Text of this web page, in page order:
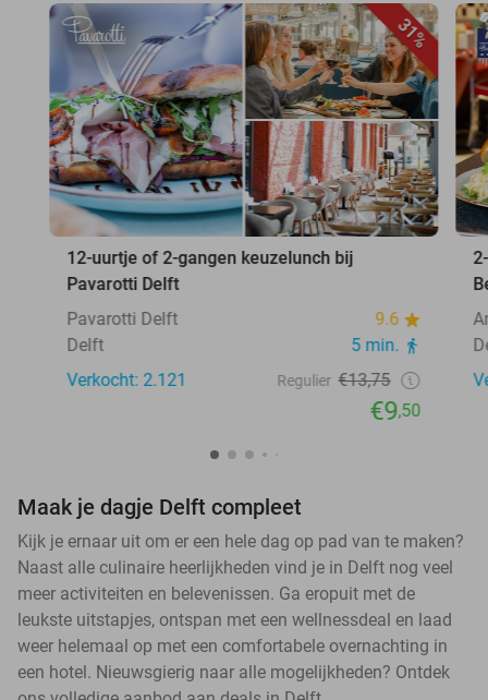
31%
12-uurtje of 2-gangen keuzelunch bij
Pavarotti Delft
Pavarotti Delft
9.6
Delft
5 min.
Verkocht: 2.121
Regulier €13,75
€9,50
Maak je dagje Delft compleet
Kijk je ernaar uit om er een hele dag op pad van te maken?
Naast alle culinaire heerlijkheden vind je in Delft nog veel
meer activiteiten en belevenissen. Ga eropuit met de
leukste uitstapjes, ontspan met een wellnessdeal en laad
weer helemaal op met een comfortabele overnachting in
een hotel. Nieuwsgierig naar alle mogelijkheden? Ontdek